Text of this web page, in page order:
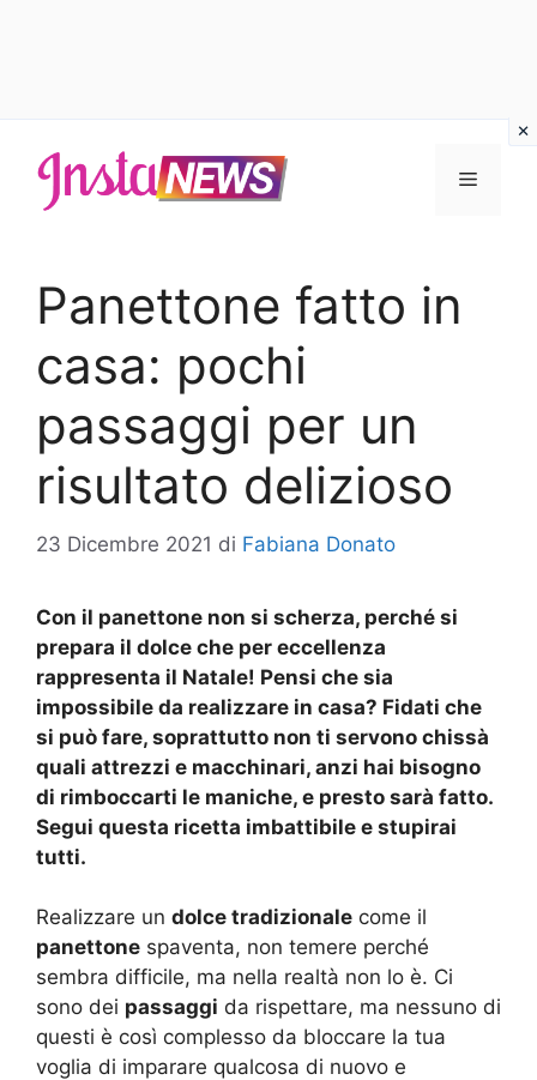
contenuto
Menu
Panettone fatto in
casa: pochi
passaggi per un
risultato delizioso
23 Dicembre 2021 di Fabiana Donato
Con il panettone non si scherza, perché si
prepara il dolce che per eccellenza
rappresenta il Natale! Pensi che sia
impossibile da realizzare in casa? Fidati che
si può fare, soprattutto non ti servono chissà
quali attrezzi e macchinari, anzi hai bisogno
di rimboccarti le maniche, e presto sarà fatto.
Segui questa ricetta imbattibile e stupirai
tutti.
Realizzare un dolce tradizionale come il
panettone spaventa, non temere perché
sembra difficile, ma nella realtà non lo è. Ci
sono dei passaggi da rispettare, ma nessuno di
questi è così complesso da bloccare la tua
voglia di imparare qualcosa di nuovo e